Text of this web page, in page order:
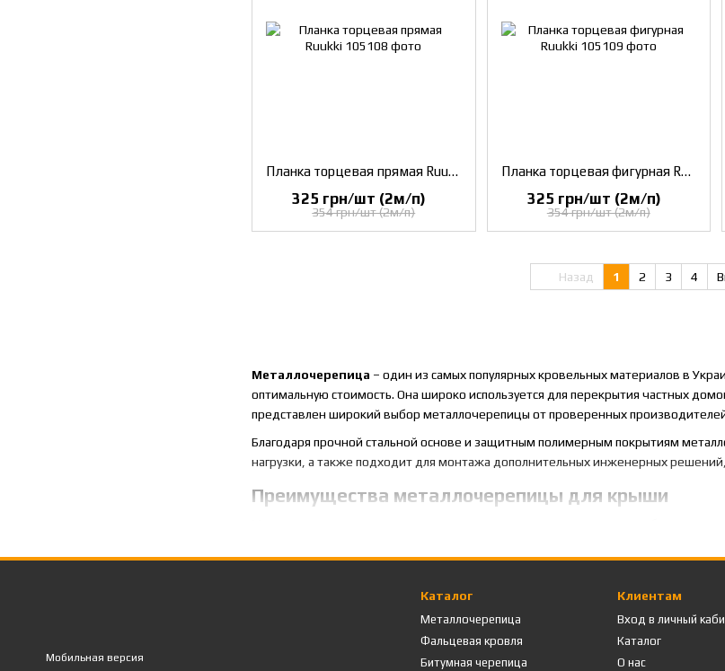
Металлочерепица – один из самых популярных кровельных материалов в
оптимальную стоимость. Она широко используется для перекрытия частных
представлен широкий выбор металлочерепицы от проверенных
Благодаря прочной стальной основе и защитным полимерным покрытиям
нагрузки, а также подходит для монтажа дополнительных инженерных решений,
Преимущества металлочерепицы для крыши
стойкость к коррозии и ультрафиолету;
оптимальное соотношение цены и качества.
Планка торцевая прямая Ruukki
354 грн/шт (2м/п)
325 грн/шт (2м/п)
Планка торцевая фигурная Ruukki
354 грн/шт (2м/п)
325 грн/шт (2м/п)
Назад 1 2 3 4
Мобильная версия
Каталог
Металлочерепица
Фальцевая кровля
Битумная черепица
Клиентам
Вход в личный
Каталог
О нас